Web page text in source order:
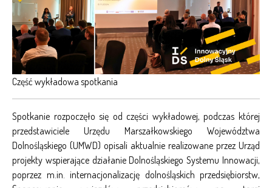
Część wykładowa spotkania
Spotkanie rozpoczęło się od części wykładowej, podczas której
przedstawiciele Urzędu Marszałkowskiego Województwa
Dolnośląskiego (UMWD) opisali aktualnie realizowane przez Urząd
projekty wspierające działanie Dolnośląskiego Systemu Innowacji,
poprzez m.in. internacjonalizację dolnośląskich przedsiębiorstw,